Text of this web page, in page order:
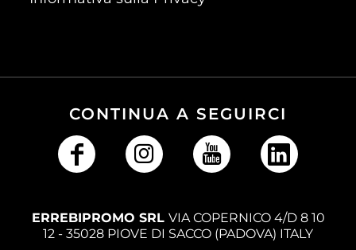
CONTINUA A SEGUIRCI
ERREBIPROMO SRL VIA COPERNICO 4/D 8 10
12 - 35028 PIOVE DI SACCO (PADOVA) ITALY